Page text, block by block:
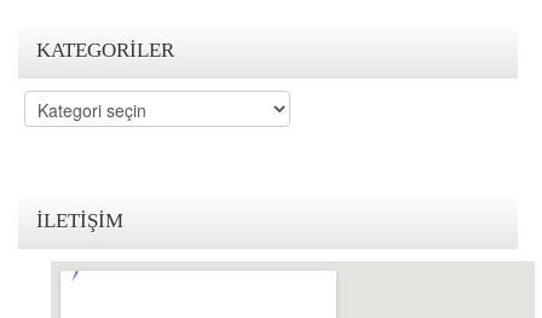
İşsizlik Maaşı Hesaplama
KVKK
Saklama ve İmha Politikası
Aydınlatma Metni
KATEGORILER
Kategoriler
İLETIŞIM